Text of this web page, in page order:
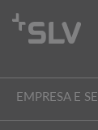
EMPRESA E